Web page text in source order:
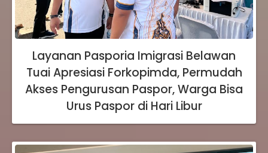
Layanan Pasporia Imigrasi Belawan
Tuai Apresiasi Forkopimda, Permudah
Akses Pengurusan Paspor, Warga Bisa
Urus Paspor di Hari Libur